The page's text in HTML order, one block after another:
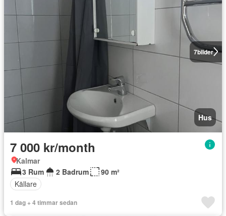
7bilder
Hus
7 000 kr/month
Kalmar
3 Rum
2 Badrum
90 m²
Källare
1 dag + 4 timmar sedan